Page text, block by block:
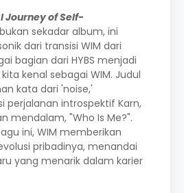
Journey of Self-
bukan sekadar album, ini
dari transisi WIM dari
bagian dari HYBS menjadi
kenal sebagai WIM. Judul
kata dari 'noise,'
perjalanan introspektif Karn,
mendalam, "Who Is Me?".
ini, WIM memberikan
pribadinya, menandai
yang menarik dalam karier